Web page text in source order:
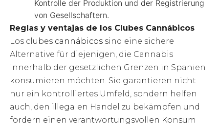
Kontrolle der Produktion und der Registrierung
von Gesellschaftern.
Reglas y ventajas de los Clubes Cannábicos
Los clubes cannábicos sind eine sichere
Alternative für diejenigen, die Cannabis
innerhalb der gesetzlichen Grenzen in Spanien
konsumieren möchten. Sie garantieren nicht
nur ein kontrolliertes Umfeld, sondern helfen
auch, den illegalen Handel zu bekämpfen und
fördern einen verantwortungsvollen Konsum